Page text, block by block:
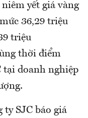
yết giá vàng
36,29 triệu
triệu
thời điểm
tại doanh nghiệp
SJC báo giá